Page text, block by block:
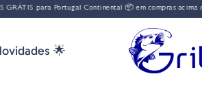
para Portugal Continental 📦 em compras acima dos 65€
🌟